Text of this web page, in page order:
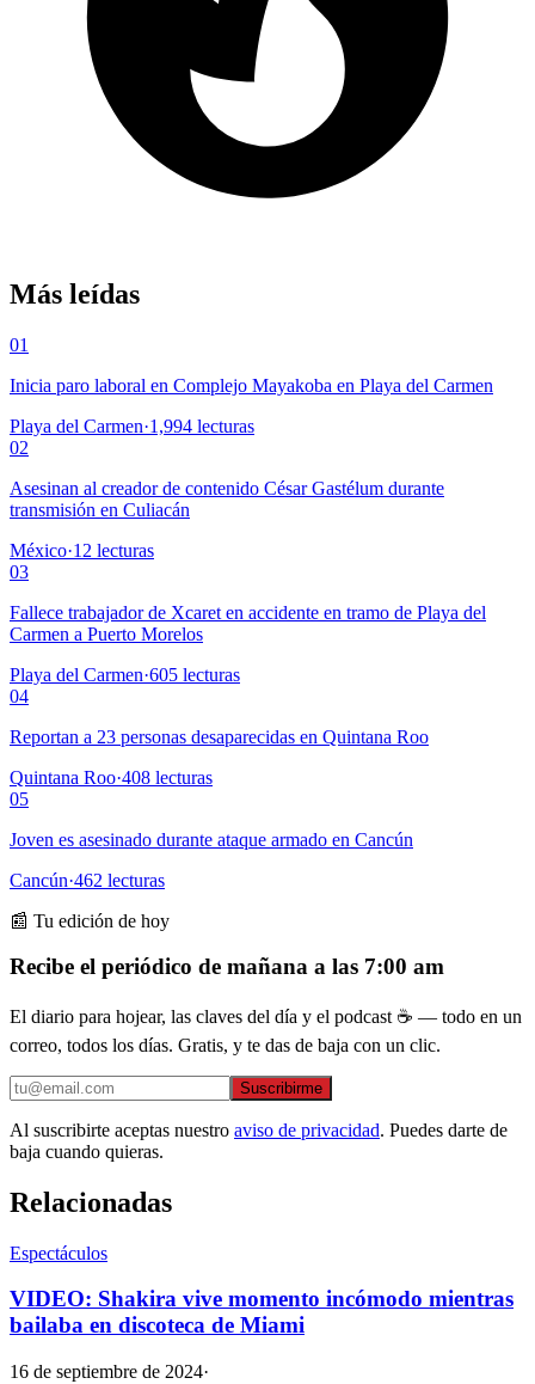
Más leídas
01
Inicia paro laboral en Complejo Mayakoba en Playa del Carmen
Playa del Carmen·1,994 lecturas
02
Asesinan al creador de contenido César Gastélum durante
transmisión en Culiacán
México·12 lecturas
03
Fallece trabajador de Xcaret en accidente en tramo de Playa del
Carmen a Puerto Morelos
Playa del Carmen·605 lecturas
04
Reportan a 23 personas desaparecidas en Quintana Roo
Quintana Roo·408 lecturas
05
Joven es asesinado durante ataque armado en Cancún
Cancún·462 lecturas
📰 Tu edición de hoy
Recibe el periódico de mañana a las 7:00 am
El diario para hojear, las claves del día y el podcast ☕ — todo en un
correo, todos los días. Gratis, y te das de baja con un clic.
Suscribirme
Al suscribirte aceptas nuestro aviso de privacidad. Puedes darte de
baja cuando quieras.
Relacionadas
Espectáculos
VIDEO: Shakira vive momento incómodo mientras
bailaba en discoteca de Miami
16 de septiembre de 2024·